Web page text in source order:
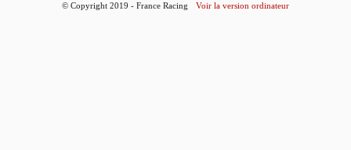
© Copyright 2019 - France Racing Voir la version ordinateur